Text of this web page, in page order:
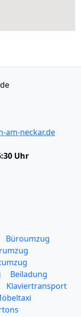
am-neckar.de
Uhr
Büroumzug
Beiladung
Klaviertransport